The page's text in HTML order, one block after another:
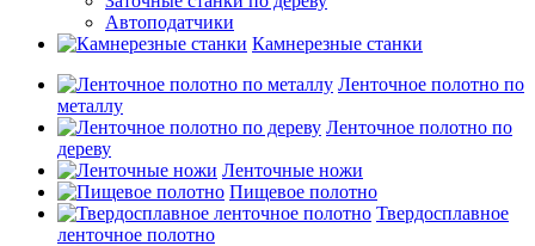
Автоподатчики
Камнерезные станки
Ленточное полотно по
металлу
Ленточное полотно по
дереву
Ленточные ножи
Пищевое полотно
Твердосплавное
ленточное полотно